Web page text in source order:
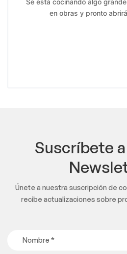
en obras y pronto
Suscríbete
Únete a nuestra suscripción de
recibe actualizaciones sobre